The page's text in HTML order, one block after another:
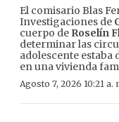
El comisario Blas
Investigaciones de
cuerpo de Roselín
determinar las
adolescente estaba
en una vivienda
Agosto 7, 2026 10:21 a.